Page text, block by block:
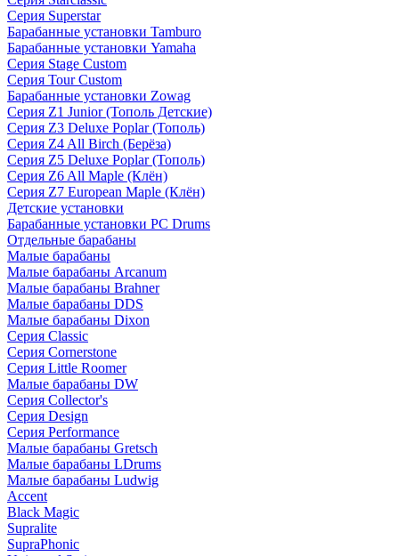
Серия Superstar
Барабанные установки Tamburo
Барабанные установки Yamaha
Серия Stage Custom
Серия Tour Custom
Барабанные установки Zowag
Серия Z1 Junior (Тополь Детские)
Серия Z3 Deluxe Poplar (Тополь)
Серия Z4 All Birch (Берёза)
Серия Z5 Deluxe Poplar (Тополь)
Серия Z6 All Maple (Клён)
Серия Z7 European Maple (Клён)
Детские установки
Барабанные установки PC Drums
Отдельные барабаны
Малые барабаны
Малые барабаны Arcanum
Малые барабаны Brahner
Малые барабаны DDS
Малые барабаны Dixon
Серия Classic
Серия Cornerstone
Серия Little Roomer
Малые барабаны DW
Серия Collector's
Серия Design
Серия Performance
Малые барабаны Gretsch
Малые барабаны LDrums
Малые барабаны Ludwig
Accent
Black Magic
Supralite
SupraPhonic